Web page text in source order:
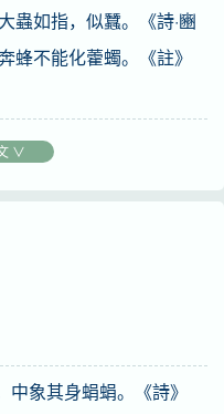
蟲如指，似蠶。《詩·豳
蜂不能化藿蠋。《註》
語》作王蠋。
讀汝，叶下野韻。通作
俗字也。或作蠾。
∨
象其身蜎蜎。《詩》